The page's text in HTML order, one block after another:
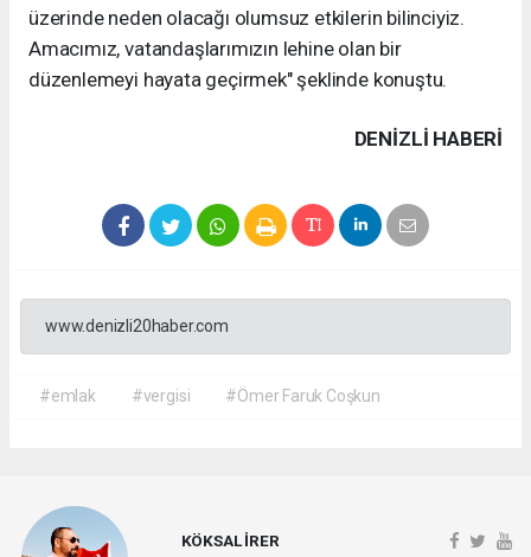
üzerinde neden olacağı olumsuz etkilerin bilinciyiz.
Amacımız, vatandaşlarımızın lehine olan bir
düzenlemeyi hayata geçirmek" şeklinde konuştu.
DENIZLI HABERİ
www.denizli20haber.com
#emlak #vergisi #Ömer Faruk Coşkun
KÖKSAL İRER